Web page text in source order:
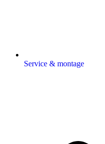
Service & montage